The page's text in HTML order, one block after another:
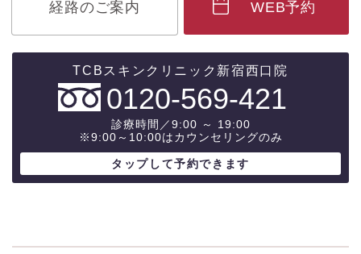
経路のご案内 WEB予約
0120-569-421
診療時間／9:00 ～ 19:00
※9:00～10:00はカウンセリングのみ